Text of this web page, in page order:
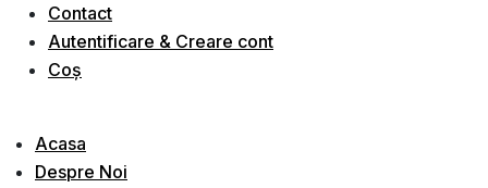
Contact
Autentificare & Creare cont
Coș
Acasa
Despre Noi